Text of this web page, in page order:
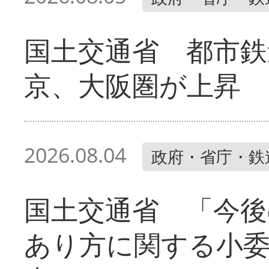
国土交通省 都市
京、大阪圏が上昇
2026.08.04 政府・省庁・
国土交通省 「今
あり方に関する小